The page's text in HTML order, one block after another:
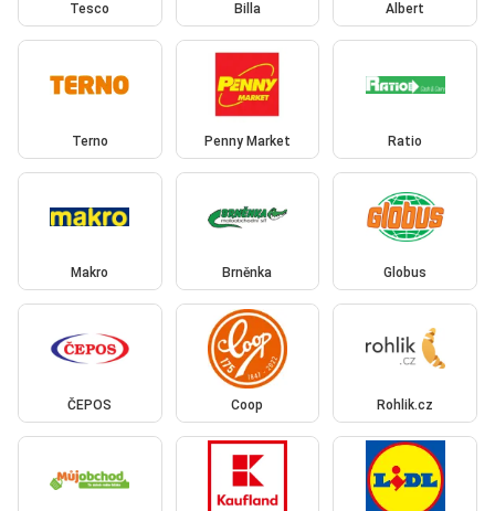
Tesco Billa Albert
Terno Penny Market Ratio
Makro Brněnka Globus
ČEPOS Coop Rohlik.cz